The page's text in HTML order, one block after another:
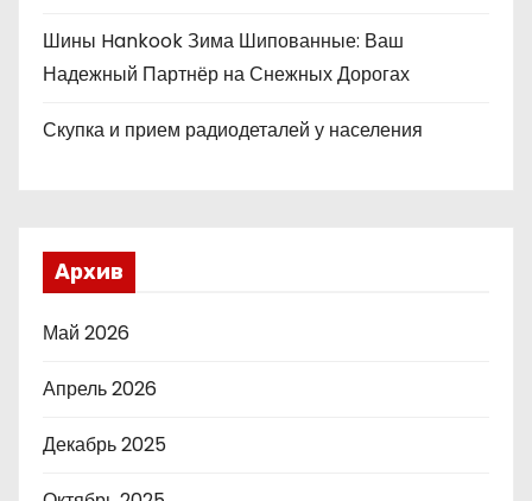
Шины Hankook Зима Шипованные: Ваш
Надежный Партнёр на Снежных Дорогах
Скупка и прием радиодеталей у населения
Архив
Май 2026
Апрель 2026
Декабрь 2025